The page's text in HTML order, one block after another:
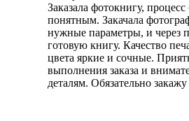
Заказала фотокнигу,
понятным. Закачала
нужные параметры, и через
готовую книгу. Качество
цвета яркие и сочные.
выполнения заказа и
деталям. Обязательно